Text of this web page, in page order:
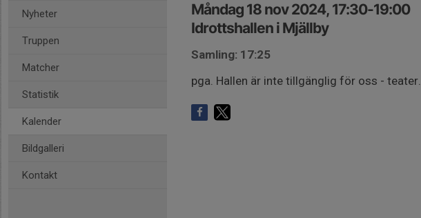
Nyheter
Truppen
Matcher
Statistik
Kalender
Bildgalleri
Kontakt
Måndag 18 nov 2024, 17:30-19:00
Idrottshallen i Mjällby
Samling: 17:25
pga. Hallen är inte tillgänglig för oss - teater.